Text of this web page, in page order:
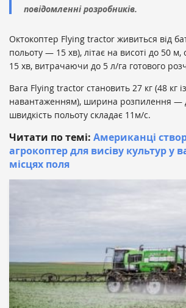
повідомленні розробників.
Октокоптер Flying tractor живиться від
польоту — 15 хв), літає на висоті до 50 м,
15 хв, витрачаючи до 5 л/га готового
Вага Flying tractor становить 27 кг (48 кг
навантаженням), ширина розпилення —
швидкість польоту складає 11м/с.
Читати по темі: Американці
агрокоптер для висіву культур у
місцях поля